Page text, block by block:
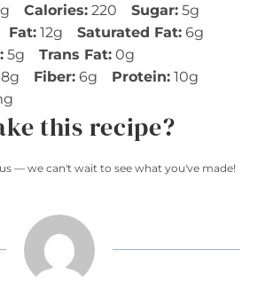
Calories: 220 Sugar: 5g
Fat: 12g Saturated Fat: 6g
5g Trans Fat: 0g
Fiber: 6g Protein: 10g
this recipe?
— we can't wait to see what you've made!